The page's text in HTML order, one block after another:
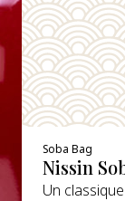
Soba Bag
Nissin
Un